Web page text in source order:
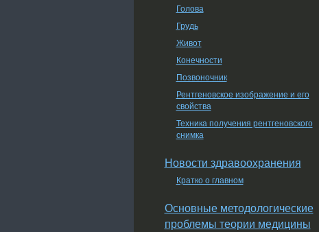
Голова
Грудь
Живот
Конечности
Позвоночник
Рентгеновское изображение и его
свойства
Техника получения рентгеновского
снимка
Новости здравоохранения
Кратко о главном
Основные методологические
проблемы теории медицины